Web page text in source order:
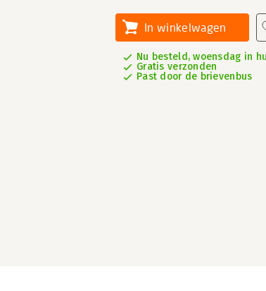
In winkelwagen
Nu besteld, woensdag in
Gratis verzonden
Past door de brievenbus